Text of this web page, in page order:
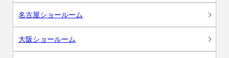
名古屋ショールーム
大阪ショールーム